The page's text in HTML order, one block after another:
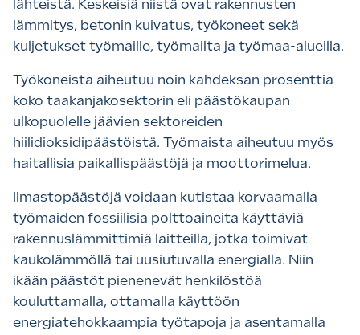
lähteistä. Keskeisiä niistä ovat rakennusten
lämmitys, betonin kuivatus, työkoneet sekä
kuljetukset työmaille, työmailta ja työmaa-alueilla.
Työkoneista aiheutuu noin kahdeksan prosenttia
koko taakanjakosektorin eli päästökaupan
ulkopuolelle jäävien sektoreiden
hiilidioksidipäästöistä. Työmaista aiheutuu myös
haitallisia paikallispäästöjä ja moottorimelua.
Ilmastopäästöjä voidaan kutistaa korvaamalla
työmaiden fossiilisia polttoaineita käyttäviä
rakennuslämmittimiä laitteilla, jotka toimivat
kaukolämmöllä tai uusiutuvalla energialla. Niin
ikään päästöt pienenevät henkilöstöä
kouluttamalla, ottamalla käyttöön
energiatehokkaampia työtapoja ja asentamalla